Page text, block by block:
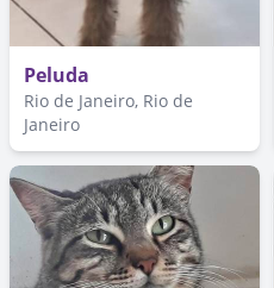
Peluda
Rio de Janeiro, Rio de
Janeiro